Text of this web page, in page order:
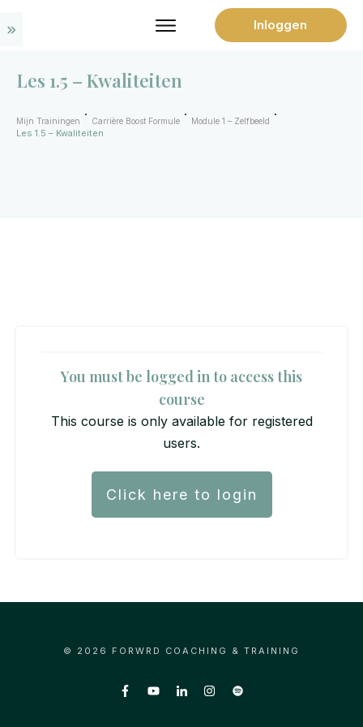
Inloggen
Les 1.5 – Kwaliteiten
Mijn Trainingen Carrière Boost Formule Module 1 – Zelfbeeld
Les 1.5 – Kwaliteiten
You must be logged in to access this
course
This course is only available for registered
users.
Click here to login
© 2026 FORWRD COACHING & TRAINING